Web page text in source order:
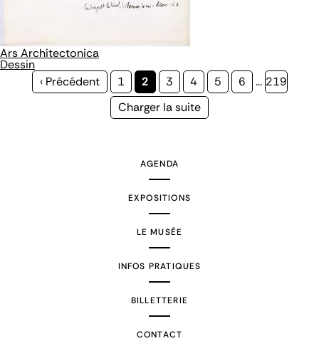
Ars Architectonica
Dessin
Page
‹ Précédent Page
1
Page
courante
2 Page
3 Page
4 Page
5 Page
6 … Page
219
Page
Charger la suite
AGENDA
EXPOSITIONS
LE MUSÉE
INFOS PRATIQUES
BILLETTERIE
CONTACT